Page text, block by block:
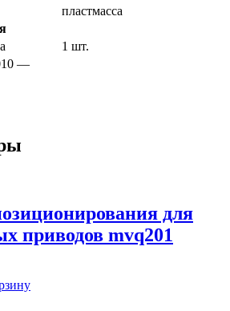
пластмасса
1 шт.
—
для
приводов mvq201